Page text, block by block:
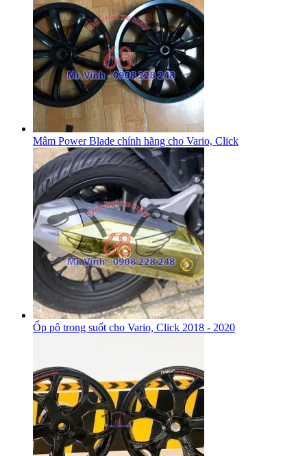
Mâm Power Blade chính hãng cho Vario, Click
Ốp pô trong suốt cho Vario, Click 2018 - 2020